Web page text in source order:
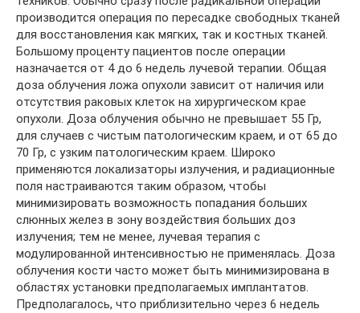
производится операция по пересадке свободных тканей
для восстановления как мягких, так и костных тканей.
Большому проценту пациентов после операции
назначается от 4 до 6 недель лучевой терапии. Общая
доза облучения ложа опухоли зависит от наличия или
отсутствия раковых клеток на хирургическом крае
опухоли. Доза облучения обычно не превышает 55 Гр,
для случаев с чистым патологическим краем, и от 65 до
70 Гр, с узким патологическим краем. Широко
применяются локализаторы излучения, и радиационные
поля настраиваются таким образом, чтобы
минимизировать возможность попадания больших
слюнных желез в зону воздействия больших доз
излучения; тем не менее, лучевая терапия с
модулированной интенсивностью не применялась. Доза
облучения кости часто может быть минимизирована в
областях установки предполагаемых имплантатов.
Предполагалось, что приблизительно через 6 недель